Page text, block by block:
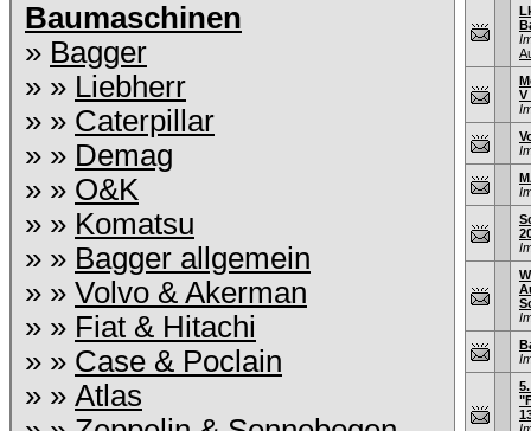
Baumaschinen
» Bagger
» » Liebherr
» » Caterpillar
» » Demag
» » O&K
» » Komatsu
» » Bagger allgemein
» » Volvo & Akerman
» » Fiat & Hitachi
» » Case & Poclain
» » Atlas
V